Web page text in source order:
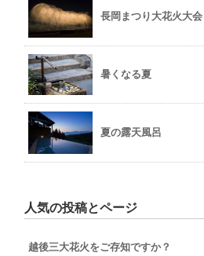
長岡まつり大花火大会
暑くなる夏
夏の露天風呂
人気の投稿とページ
越後三大花火をご存知ですか？